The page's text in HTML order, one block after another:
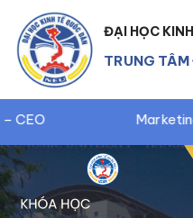
ĐẠI HỌC
TRUNG
và bán hàng